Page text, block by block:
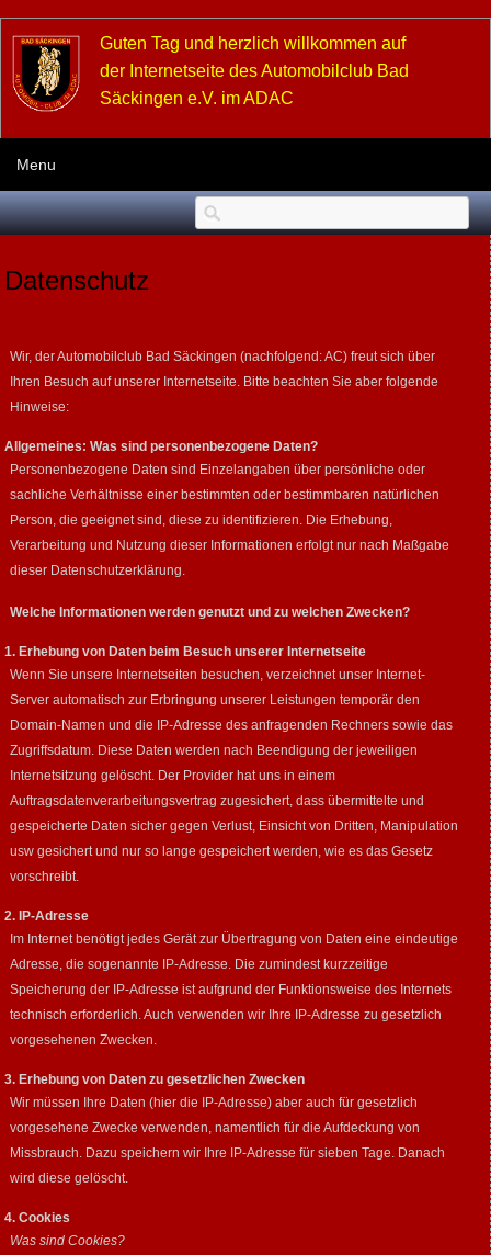
Guten Tag und herzlich willkommen auf
der Internetseite des Automobilclub Bad
Säckingen e.V. im ADAC
Menu
Datenschutz
Wir, der Automobilclub Bad Säckingen (nachfolgend: AC) freut sich über
Ihren Besuch auf unserer Internetseite. Bitte beachten Sie aber folgende
Hinweise:
Allgemeines: Was sind personenbezogene Daten?
Personenbezogene Daten sind Einzelangaben über persönliche oder
sachliche Verhältnisse einer bestimmten oder bestimmbaren natürlichen
Person, die geeignet sind, diese zu identifizieren. Die Erhebung,
Verarbeitung und Nutzung dieser Informationen erfolgt nur nach Maßgabe
dieser Datenschutzerklärung.
Welche Informationen werden genutzt und zu welchen Zwecken?
1. Erhebung von Daten beim Besuch unserer Internetseite
Wenn Sie unsere Internetseiten besuchen, verzeichnet unser Internet-
Server automatisch zur Erbringung unserer Leistungen temporär den
Domain-Namen und die IP-Adresse des anfragenden Rechners sowie das
Zugriffsdatum. Diese Daten werden nach Beendigung der jeweiligen
Internetsitzung gelöscht. Der Provider hat uns in einem
Auftragsdatenverarbeitungsvertrag zugesichert, dass übermittelte und
gespeicherte Daten sicher gegen Verlust, Einsicht von Dritten, Manipulation
usw gesichert und nur so lange gespeichert werden, wie es das Gesetz
vorschreibt.
2. IP-Adresse
Im Internet benötigt jedes Gerät zur Übertragung von Daten eine eindeutige
Adresse, die sogenannte IP-Adresse. Die zumindest kurzzeitige
Speicherung der IP-Adresse ist aufgrund der Funktionsweise des Internets
technisch erforderlich. Auch verwenden wir Ihre IP-Adresse zu gesetzlich
vorgesehenen Zwecken.
3. Erhebung von Daten zu gesetzlichen Zwecken
Wir müssen Ihre Daten (hier die IP-Adresse) aber auch für gesetzlich
vorgesehene Zwecke verwenden, namentlich für die Aufdeckung von
Missbrauch. Dazu speichern wir Ihre IP-Adresse für sieben Tage. Danach
wird diese gelöscht.
4. Cookies
Was sind Cookies?